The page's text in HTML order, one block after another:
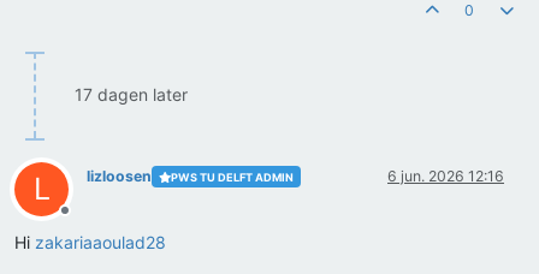
0
17 dagen later
L
Offline
lizloosen PWS TU DELFT ADMIN 6 jun. 2026 12:16
Hi zakariaaoulad28